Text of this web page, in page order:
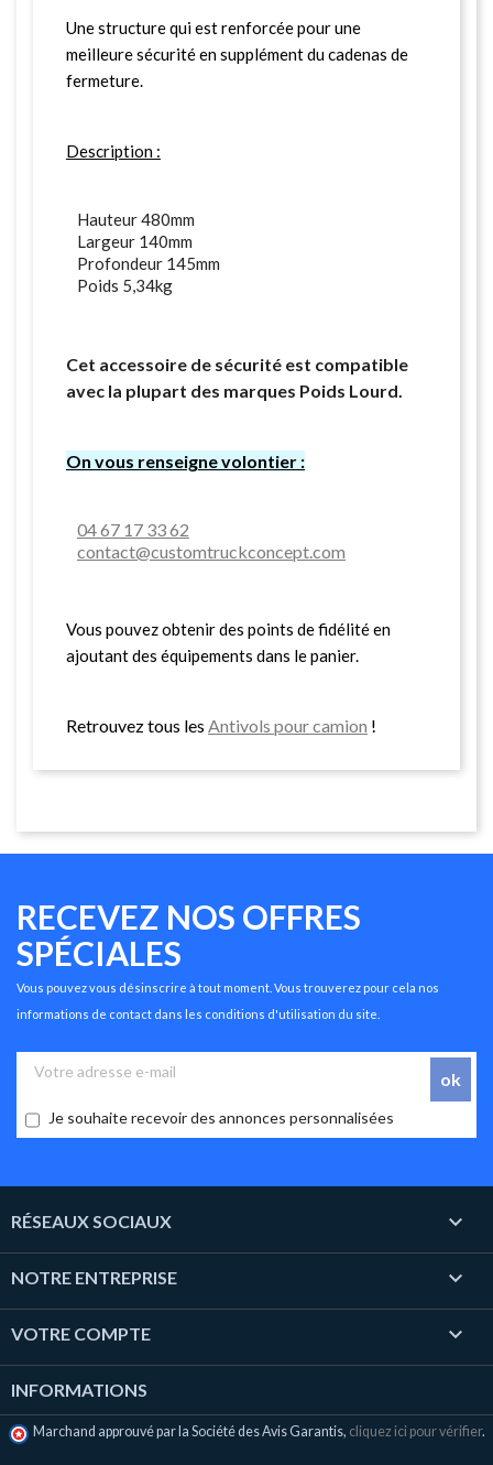
Une structure qui est renforcée pour une
meilleure sécurité en supplément du cadenas de
fermeture.
Description :
Hauteur 480mm
Largeur 140mm
Profondeur 145mm
Poids 5,34kg
Cet accessoire de sécurité est compatible
avec la plupart des marques Poids Lourd.
On vous renseigne volontier :
04 67 17 33 62
contact@customtruckconcept.com
Vous pouvez obtenir des points de fidélité en
ajoutant des équipements dans le panier.
Retrouvez tous les Antivols pour camion !
RECEVEZ NOS OFFRES
SPÉCIALES
Vous pouvez vous désinscrire à tout moment. Vous trouverez pour cela nos
informations de contact dans les conditions d'utilisation du site.
Je souhaite recevoir des annonces personnalisées
RÉSEAUX SOCIAUX 
NOTRE ENTREPRISE 
VOTRE COMPTE 
INFORMATIONS
Marchand approuvé par la Société des Avis Garantis, cliquez ici pour vérifier.